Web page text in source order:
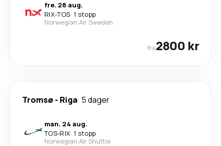
fre. 28 aug.
RIX-TOS· 1 stopp
Norwegian Air Sweden
fra2800 kr
Tromsø - Riga 5 dager
man. 24 aug.
TOS-RIX· 1 stopp
Norwegian Air Shuttle